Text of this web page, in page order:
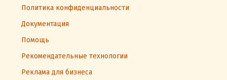
Политика конфиденциальности
Документация
Помощь
Рекомендательные технологии
Реклама для бизнеса